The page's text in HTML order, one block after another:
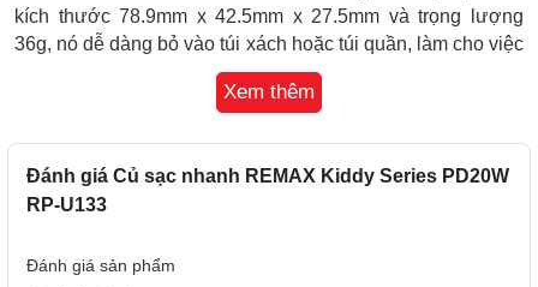
kích thước 78.9mm x 42.5mm x 27.5mm và trọng lượng
36g, nó dễ dàng bỏ vào túi xách hoặc túi quần, làm cho việc
mang theo khi đi du lịch hoặc công tác trở nên dễ dàng hơn
bao giờ hết. Điều này đặc biệt hữu ích khi bạn cần sạc điện
Xem thêm
Đánh giá Củ sạc nhanh REMAX Kiddy Series PD20W
RP-U133
Đánh giá sản phẩm